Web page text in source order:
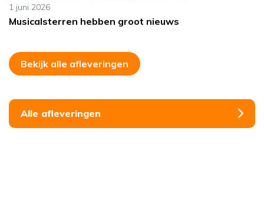
1 juni 2026
Musicalsterren hebben groot nieuws
Bekijk alle afleveringen
Alle afleveringen